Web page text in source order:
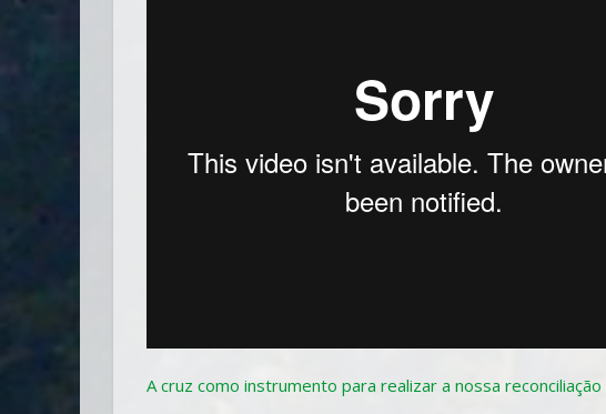
A cruz como instrumento para realizar a nossa reconciliação